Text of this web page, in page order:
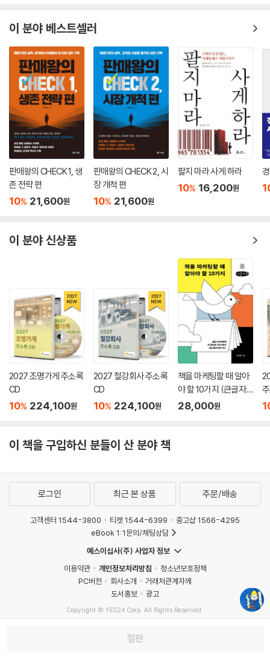
점에 진열되었다. 그 계란은 ‘일본에서 가장 좋은 계란’이라고 공인된 특상
품이었다. 그러나 공인된 제품에 고급 음식 재료를 판매하는 최고의 백화
점임에도 불구하고 그 계란은 팔리지 않았다. 그런데 지방인 후쿠시마의
작은 도시의 ‘후쿠시마 고집쟁이집’에서는 날개 돋친 듯이 팔려 나갔다. ‘후
쿠시마 고집쟁이집’은 ‘라 산타’라는 빵집이 ‘고객화’를 구축하여, 고객과의
신뢰 속에서 확장한 신규 사업체였다. ‘라 산타’에서 권하는 상품이아면 믿
을 수 있다는 고객들의 반응이 만들어 낸 결과였다.
이 책에서는 결국 손님과 신뢰관계를 구축하는 방법을 알고 ‘고객화’를 실
현하면 어떤 부문으로든 사업을 확대하는 것까지 가능하게 될 것이라는 것
을 가르쳐 주고 있다.
이 분야 베스트셀러
판매왕의 CHECK 1, 생
존 전략 편
10% 21,600원
판매왕의 CHECK 2, 시
장 개척 편
10% 21,600원
팔지 마라 사게 하라
10% 16,200원
이 분야 신상품
2027 조명가게 주소록
CD
10% 224,100원
2027 철강회사 주소록
CD
10% 224,100원
책을 마케팅할 때 알아
야 할 10가지 (큰글자
책)
28,000원
이 책을 구입하신 분들이 산 분야 책
절판
로그인 최근 본 상품 주문/배송
고객센터 1544-3800 티켓 1544-6399
중고샵 1566-4295
eBook 1:1문의/채팅상담
예스이십사(주) 사업자 정보
이용약관
개인정보처리방침
청소년보호정책
PC버전
회사소개
거래처관계자께
도서홍보
광고
Copyright © YES24 Corp. All Rights Reserved.